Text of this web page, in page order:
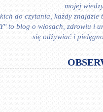
mojej
do czytania, każdy
to blog o włosach, zdrowiu i
się odżywiać i